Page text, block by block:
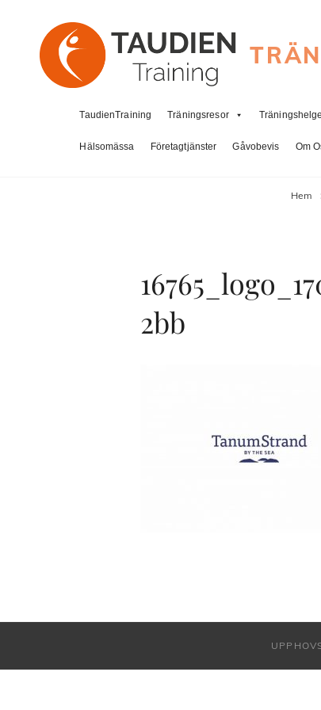
TaudienTraining Träningsresor
Hälsomässa Företagtjänster Gåvobevis Om
Hem
2bb